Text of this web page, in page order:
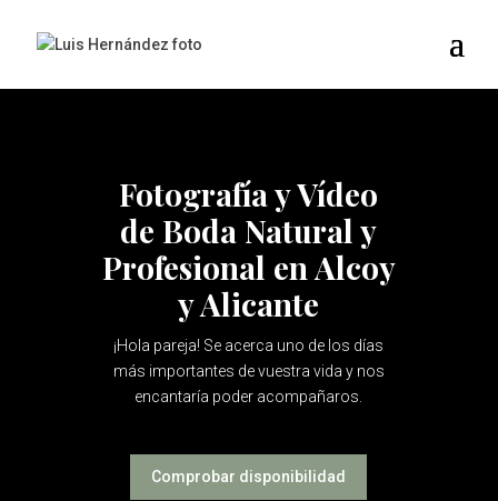
Fotografía y Vídeo
de Boda Natural y
Profesional en Alcoy
y Alicante
¡Hola pareja! Se acerca uno de los días
más importantes de vuestra vida y nos
encantaría poder acompañaros.
Comprobar disponibilidad